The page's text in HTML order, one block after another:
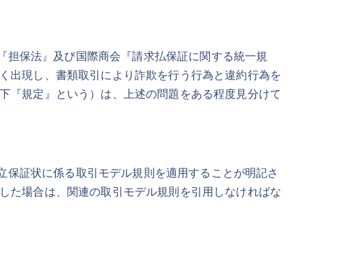
保法』及び国際商会『請求払保証に関する統一規
出現し、書類取引により詐欺を行う行為と違約行為を
『規定』という）は、上述の問題をある程度見分けて
証状に係る取引モデル規則を適用することが明記さ
た場合は、関連の取引モデル規則を引用しなければな